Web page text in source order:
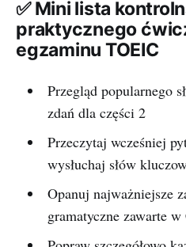
✅ Mini lista
praktycznego
egzaminu TOEIC
Przegląd popularnego
zdań dla części 2
Przeczytaj wcześniej
wysłuchaj słów
Opanuj najważniejsze
gramatyczne zawarte w